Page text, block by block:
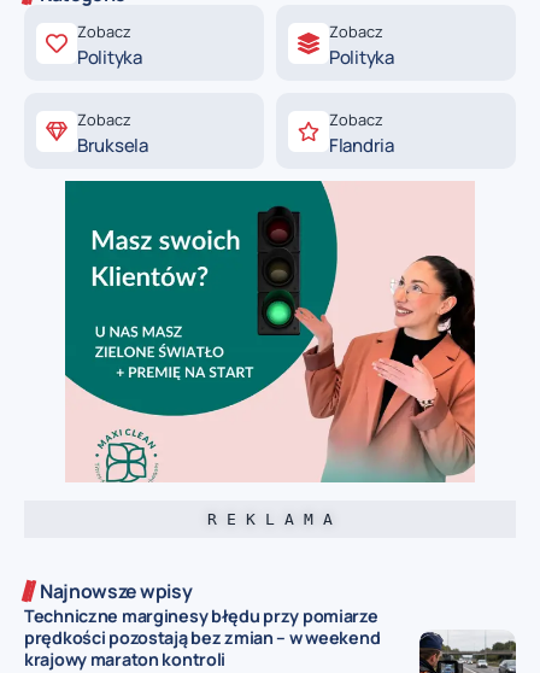
Zobacz
Polityka
Zobacz
Polityka
Zobacz
Bruksela
Zobacz
Flandria
R E K L A M A
Najnowsze wpisy
Techniczne marginesy błędu przy pomiarze
prędkości pozostają bez zmian – w weekend
krajowy maraton kontroli